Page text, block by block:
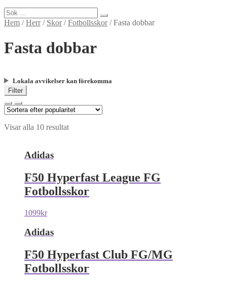
Sök
efter:
Hem /Herr/ Skor/Fotbollsskor/Fasta dobbar
Fasta dobbar
Lokala avvikelser kan förekomma
Filter
Visar alla 10 resultat
Adidas
F50 Hyperfast League FG
Fotbollsskor
1099kr
Adidas
F50 Hyperfast Club FG/MG
Fotbollsskor